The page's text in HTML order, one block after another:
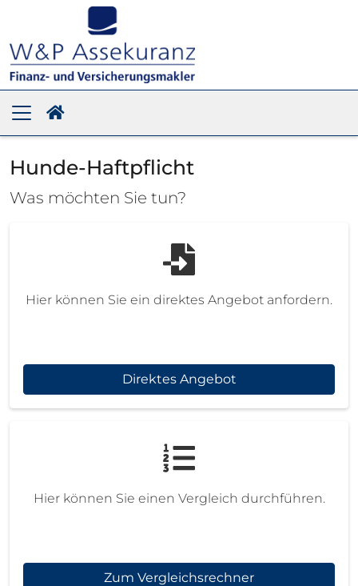
Hunde-Haftpflicht
Was möchten Sie tun?
Hier können Sie ein direktes Angebot anfordern.
Direktes Angebot
Hier können Sie einen Vergleich durchführen.
Zum Vergleichsrechner